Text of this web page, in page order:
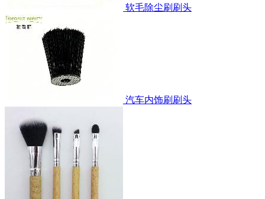
软毛除尘刷刷头
汽车内饰刷刷头